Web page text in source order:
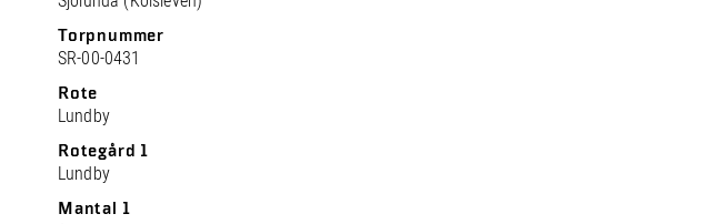
Torpnummer
SR-00-0431
Rote
Lundby
Rotegård 1
Lundby
Mantal 1